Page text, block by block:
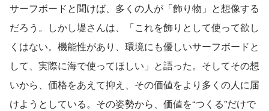
サーフボードと聞けば、多くの人が「飾り物」と想像する
だろう。しかし堤さんは、「これを飾りとして使って欲し
くはない。機能性があり、環境にも優しいサーフボードと
して、実際に海で使ってほしい」と語った。そしてその想
いから、価格をあえて抑え、その価値をより多くの人に届
けようとしている。その姿勢から、価値を“つくる”だけで